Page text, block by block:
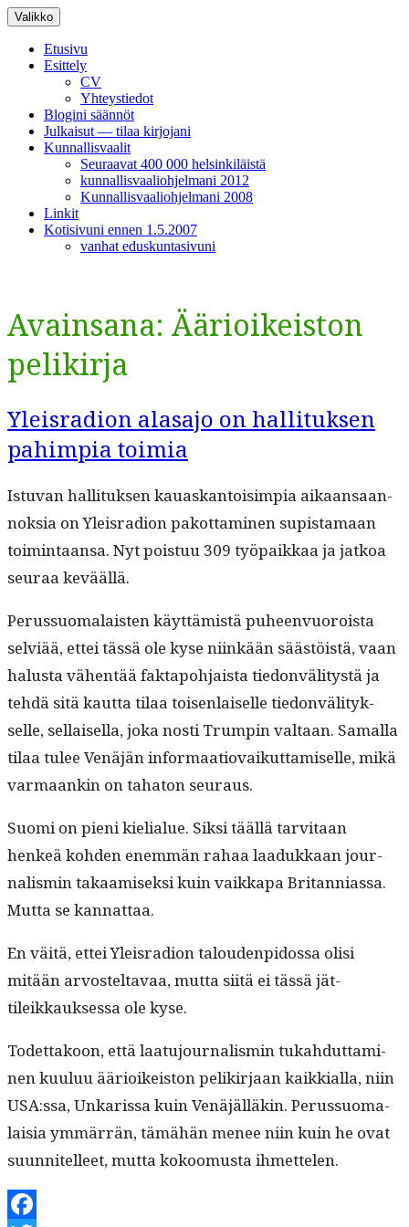
Siirry
sisältöön
Valikko
Etusivu
Esittely
CV
Yhteystiedot
Blogini säännöt
Julkaisut — tilaa kirjojani
Kunnallisvaalit
Seuraavat 400 000 helsinkiläistä
kunnallisvaaliohjelmani 2012
Kunnallisvaaliohjelmani 2008
Linkit
Kotisivuni ennen 1.5.2007
vanhat eduskuntasivuni
Avainsana: Äärioikeiston
pelikirja
Yleisradion alasajo on hallituksen
pahimpia toimia
Istu­van hal­li­tuk­sen kauaskan­toisimpia aikaansaan­
nok­sia on Yleis­ra­dion pakot­ta­mi­nen supis­ta­maan
toim­intaansa. Nyt pois­tuu 309 työ­paikkaa ja jatkoa
seu­raa keväällä.
Perus­suo­ma­lais­ten käyt­tämistä puheen­vuoroista
selviää, ettei tässä ole kyse niinkään säästöistä, vaan
halus­ta vähen­tää fak­tapo­h­jaista tiedonväl­i­tys­tä ja
tehdä sitä kaut­ta tilaa toisen­laiselle tiedonväl­i­tyk­
selle, sel­l­aisel­la, joka nos­ti Trumpin val­taan. Samal­la
tilaa tulee Venäjän infor­maa­tio­vaikut­tamiselle, mikä
var­maankin on taha­ton seuraus.
Suo­mi on pieni kielialue. Sik­si tääl­lä tarvi­taan
henkeä kohden enem­män rahaa laadukkaan jour­
nal­is­min takaamisek­si kuin vaikka­pa Bri­tan­ni­as­sa.
Mut­ta se kannattaa.
En väitä, ettei Yleis­ra­dion talouden­pidos­sa olisi
mitään arvosteltavaa, mut­ta siitä ei tässä jät­
tileikkauk­ses­sa ole kyse.
Todet­takoon, että laatu­jour­nal­is­min tukah­dut­ta­mi­
nen kuu­luu ääri­oikeis­ton pelikir­jaan kaikkial­la, niin
USA:ssa, Unkaris­sa kuin Venäjäl­läkin. Perus­suo­ma­
laisia ymmär­rän, tämähän menee niin kuin he ovat
suun­nitelleet, mut­ta kokoomus­ta ihmettelen.